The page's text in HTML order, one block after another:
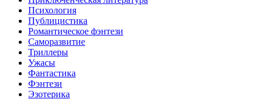
Психология
Публицистика
Романтическое фэнтези
Саморазвитие
Триллеры
Ужасы
Фантастика
Фэнтези
Эзотерика